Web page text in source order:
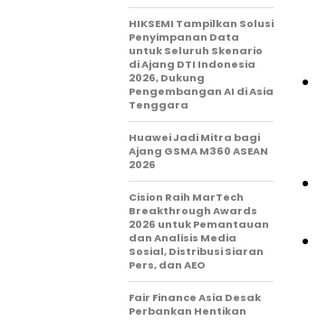
HIKSEMI Tampilkan Solusi
Penyimpanan Data
untuk Seluruh Skenario
di Ajang DTI Indonesia
2026, Dukung
Pengembangan AI di Asia
Tenggara
Huawei Jadi Mitra bagi
Ajang GSMA M360 ASEAN
2026
Cision Raih MarTech
Breakthrough Awards
2026 untuk Pemantauan
dan Analisis Media
Sosial, Distribusi Siaran
Pers, dan AEO
Fair Finance Asia Desak
Perbankan Hentikan